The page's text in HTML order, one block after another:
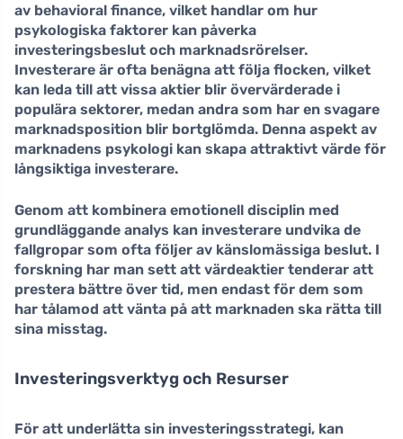
av behavioral finance, vilket handlar om hur
psykologiska faktorer kan påverka
investeringsbeslut och marknadsrörelser.
Investerare är ofta benägna att följa flocken, vilket
kan leda till att vissa aktier blir övervärderade i
populära sektorer, medan andra som har en svagare
marknadsposition blir bortglömda. Denna aspekt av
marknadens psykologi kan skapa attraktivt värde för
långsiktiga investerare.
Genom att kombinera emotionell disciplin med
grundläggande analys kan investerare undvika de
fallgropar som ofta följer av känslomässiga beslut. I
forskning har man sett att värdeaktier tenderar att
prestera bättre över tid, men endast för dem som
har tålamod att vänta på att marknaden ska rätta till
sina misstag.
Investeringsverktyg och Resurser
För att underlätta sin investeringsstrategi, kan